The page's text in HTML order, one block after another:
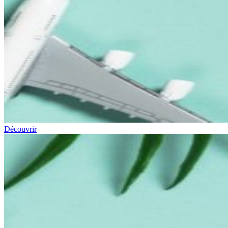
Découvrir